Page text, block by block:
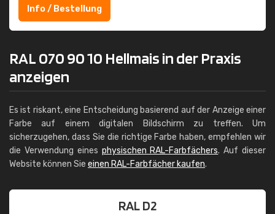
Info / Bestellung
RAL 070 90 10 Hellmais in der Praxis
anzeigen
Es ist riskant, eine Entscheidung basierend auf der Anzeige einer
Farbe auf einem digitalen Bildschirm zu treffen. Um
sicherzugehen, dass Sie die richtige Farbe haben, empfehlen wir
die Verwendung eines physischen RAL-Farbfächers. Auf dieser
Website können Sie einen RAL-Farbfächer kaufen.
RAL D2